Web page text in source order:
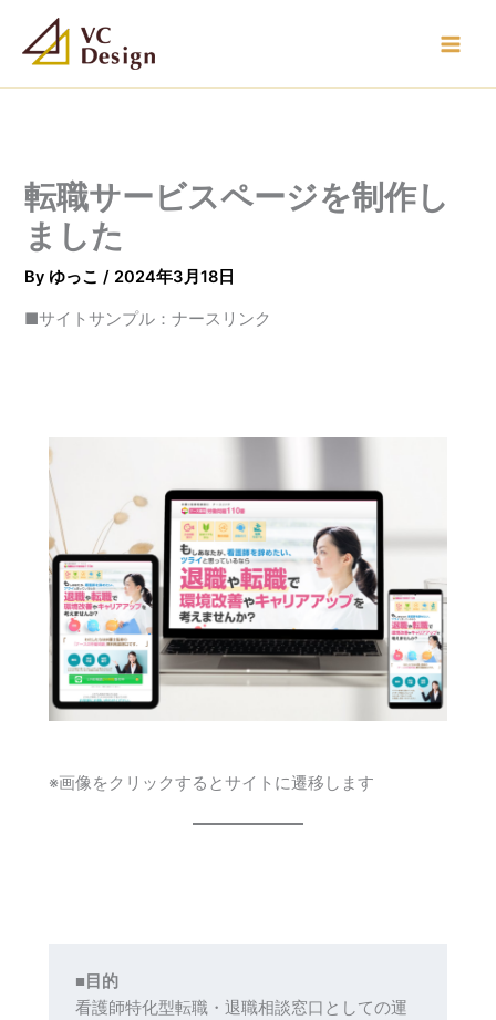
ス
転職サービスページを制作し
ました
By ゆっこ/ 2024年3月18日
■サイトサンプル：ナースリンク
※画像をクリックするとサイトに遷移します
■目的
看護師特化型転職・退職相談窓口としての運